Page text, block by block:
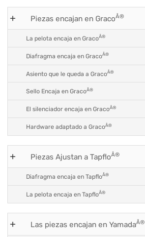
Piezas encajan en GracoÂ®
La pelota encaja en GracoÂ®
Diafragma encaja en GracoÂ®
Asiento que le queda a GracoÂ®
Sello Encaja en GracoÂ®
El silenciador encaja en GracoÂ®
Hardware adaptado a GracoÂ®
Piezas Ajustan a TapfloÂ®
Diafragma encaja en TapfloÂ®
La pelota encaja en TapfloÂ®
Las piezas encajan en YamadaÂ®